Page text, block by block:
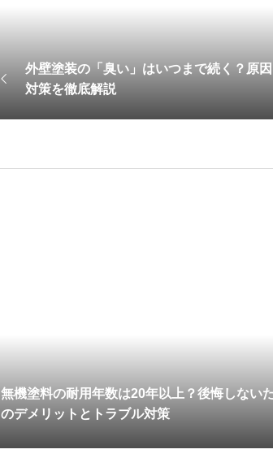
外壁塗装の「臭い」はいつまで続く？原因
対策を徹底解説
無機塗料の耐用年数は20年以上？後悔しない
のデメリットとトラブル対策